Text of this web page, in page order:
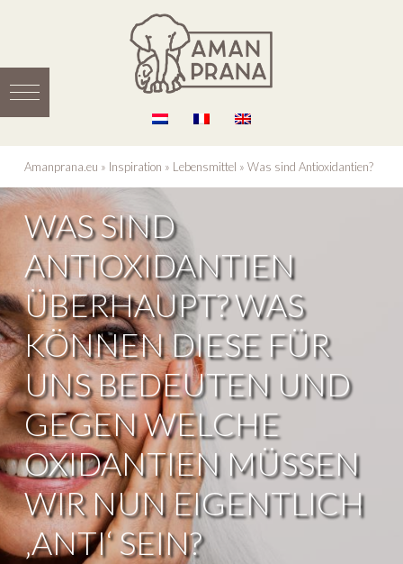
Amanprana.eu » Inspiration » Lebensmittel » Was sind Antioxidantien?
WAS SIND
ANTIOXIDANTIEN
ÜBERHAUPT? WAS
KÖNNEN DIESE FÜR
UNS BEDEUTEN UND
GEGEN WELCHE
OXIDANTIEN MÜSSEN
WIR NUN EIGENTLICH
‚ANTI‘ SEIN?